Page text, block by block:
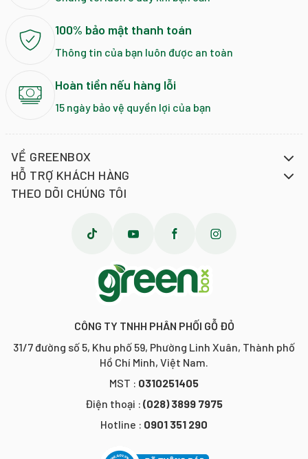
100% bảo mật thanh toán
Thông tin của bạn luôn được an toàn
Hoàn tiền nếu hàng lỗi
15 ngày bảo vệ quyền lợi của bạn
CÔNG TY TNHH PHÂN PHỐI GỖ ĐỎ
31/7 đường số 5, Khu phố 59, Phường Linh Xuân, Thành phố
Hồ Chí Minh, Việt Nam.
MST : 0310251405
Điện thoại : (028) 3899 7975
Hotline : 0901 351 290
VỀ GREENBOX
HỖ TRỢ KHÁCH HÀNG
THEO DÕI CHÚNG TÔI